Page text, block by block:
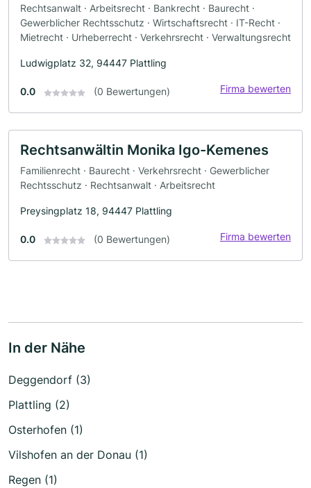
Rechtsanwalt · Arbeitsrecht · Bankrecht · Baurecht ·
Gewerblicher Rechtsschutz · Wirtschaftsrecht · IT-Recht ·
Mietrecht · Urheberrecht · Verkehrsrecht · Verwaltungsrecht
Ludwigplatz 32, 94447 Plattling
0.0 (0 Bewertungen) Firma bewerten
Rechtsanwältin Monika Igo-Kemenes
Familienrecht · Baurecht · Verkehrsrecht · Gewerblicher
Rechtsschutz · Rechtsanwalt · Arbeitsrecht
Preysingplatz 18, 94447 Plattling
0.0 (0 Bewertungen) Firma bewerten
In der Nähe
Deggendorf (3)
Plattling (2)
Osterhofen (1)
Vilshofen an der Donau (1)
Regen (1)